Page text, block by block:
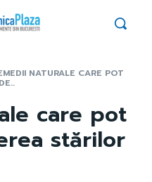
NATURALE CARE POT
care pot
stărilor